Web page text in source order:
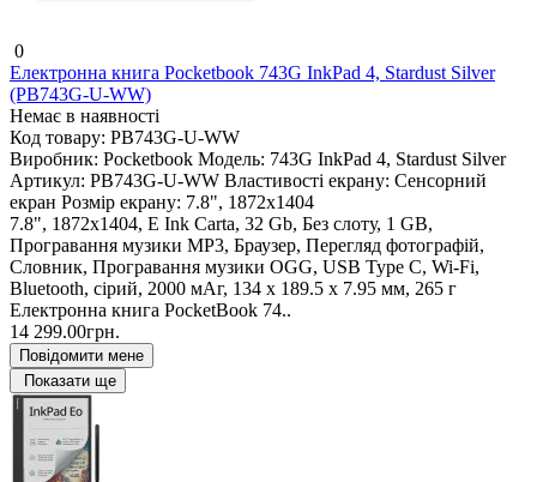
0
Електронна книга Pocketbook 743G InkPad 4, Stardust Silver
(PB743G-U-WW)
Немає в наявності
Код товару: PB743G-U-WW
Виробник: Pocketbook Модель: 743G InkPad 4, Stardust Silver
Артикул: PB743G-U-WW Властивості екрану: Сенсорний
екран Розмір екрану: 7.8", 1872x1404
7.8", 1872x1404, E Ink Carta, 32 Gb, Без слоту, 1 GB,
Програвання музики MP3, Браузер, Перегляд фотографій,
Словник, Програвання музики OGG, USB Type C, Wi-Fi,
Bluetooth, сірий, 2000 мАг, 134 х 189.5 х 7.95 мм, 265 г
Електронна книга PocketBook 74..
14 299.00грн.
Повідомити мене
Показати ще